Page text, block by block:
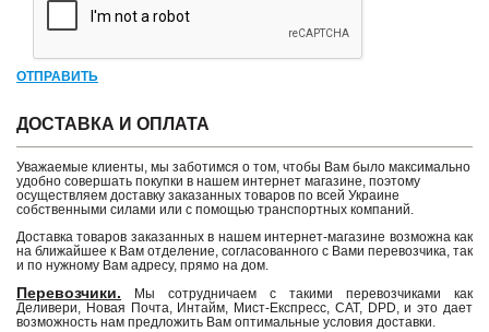
ОТПРАВИТЬ
ДОСТАВКА И ОПЛАТА
Уважаемые клиенты, мы заботимся о том, чтобы Вам было максимально
удобно совершать покупки в нашем интернет магазине, поэтому
осуществляем доставку заказанных товаров по всей Украине
собственными силами или с помощью транспортных компаний.
Доставка товаров заказанных в нашем интернет-магазине возможна как
на ближайшее к Вам отделение, согласованного с Вами перевозчика, так
и по нужному Вам адресу, прямо на дом.
Перевозчики. Мы сотрудничаем с такими перевозчиками как
Деливери, Новая Почта, Интайм, Мист-Експресс, САТ, DPD, и это дает
возможность нам предложить Вам оптимальные условия доставки.